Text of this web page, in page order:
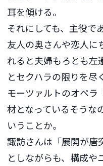
耳を傾ける。
それにしても、主役で
友人の奥さんや恋人に
れると夫婦もろとも左
とセクハラの限りを尽
モーツァルトのオペラ
材となっているそうな
いうことか。
諏訪さんは「展開が唐
としながらも、構成や